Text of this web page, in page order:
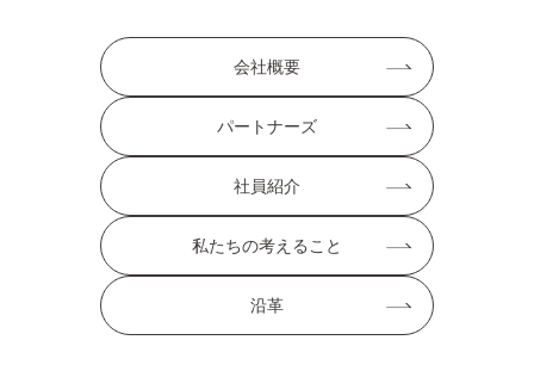
会社概要
パートナーズ
社員紹介
私たちの考えること
沿革